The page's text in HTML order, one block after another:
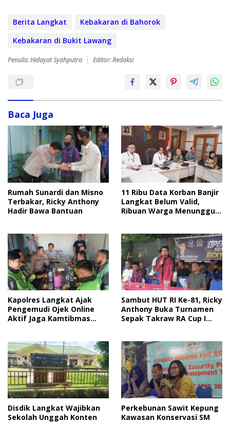
Berita Langkat
Kebakaran di Bahorok
Kebakaran di Bukit Lawang
Penulis: Hidayat Syahputra Editor: Redaksi
Baca Juga
Rumah Sunardi dan Misno
Terbakar, Ricky Anthony
Hadir Bawa Bantuan
11 Ribu Data Korban Banjir
Langkat Belum Valid,
Ribuan Warga Menunggu
Kapolres Langkat Ajak
Pengemudi Ojek Online
Aktif Jaga Kamtibmas
Sambut HUT RI Ke-81, Ricky
Anthony Buka Turnamen
Sepak Takraw RA Cup I
Disdik Langkat Wajibkan
Sekolah Unggah Konten
Perkebunan Sawit Kepung
Kawasan Konservasi SM